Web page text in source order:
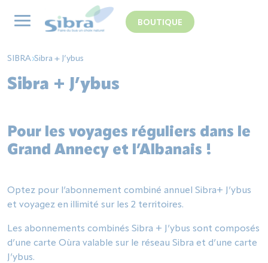
BOUTIQUE
SIBRA Sibra + J’ybus
Sibra + J’ybus
Pour les voyages réguliers dans le
Grand Annecy et l’Albanais !
Optez pour l’abonnement combiné annuel Sibra+ J’ybus
et voyagez en illimité sur les 2 territoires.
Les abonnements combinés Sibra + J’ybus sont composés
d’une carte Oùra valable sur le réseau Sibra et d’une carte
J’ybus.
Panneau de gestion des cookies